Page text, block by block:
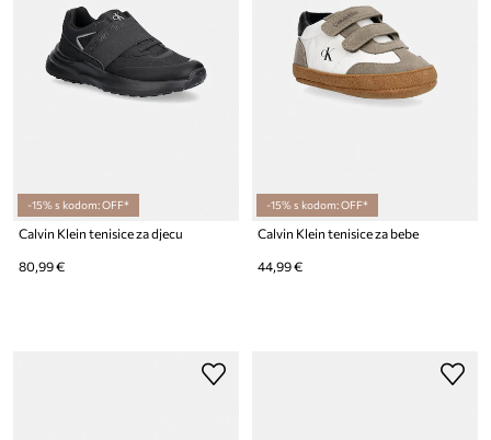
-15% s kodom: OFF*
Calvin Klein tenisice za djecu
80,99 €
-15% s kodom: OFF*
Calvin Klein tenisice za bebe
44,99 €